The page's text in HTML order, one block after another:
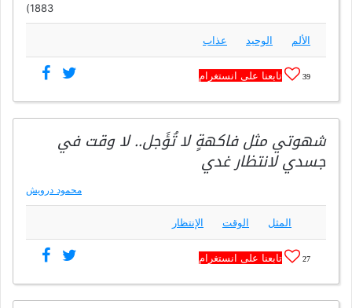
1883)
الألم الوحيد عذاب
39 تابعنا على انستغرام
شهوتي مثل فاكهةٍ لا تُؤَجل.. لا وقت في
جسدي لانتظار غدي
محمود درويش
المثل الوقت الإنتظار
27 تابعنا على انستغرام